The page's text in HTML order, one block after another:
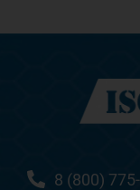
8 (800)